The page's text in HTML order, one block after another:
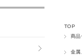
TOP
商品
金属